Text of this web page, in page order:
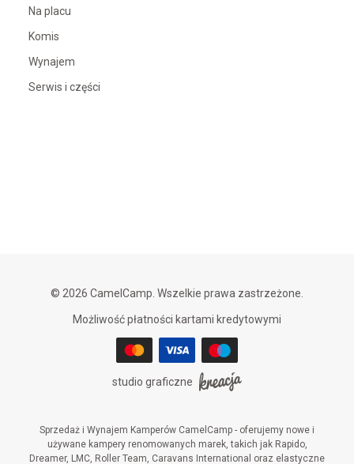
Na placu
Komis
Wynajem
Serwis i części
© 2026 CamelCamp. Wszelkie prawa zastrzeżone.
Możliwość płatności kartami kredytowymi
studio graficzne
Sprzedaż i Wynajem Kamperów CamelCamp - oferujemy nowe i
używane kampery renomowanych marek, takich jak Rapido,
Dreamer, LMC, Roller Team, Caravans International oraz elastyczne